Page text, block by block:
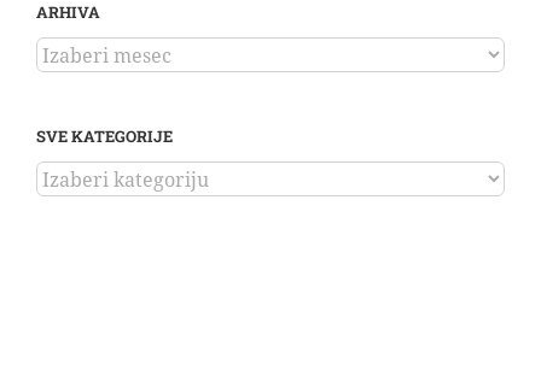
ARHIVA
ARHIVA
SVE KATEGORIJE
SVE
KATEGORIJE